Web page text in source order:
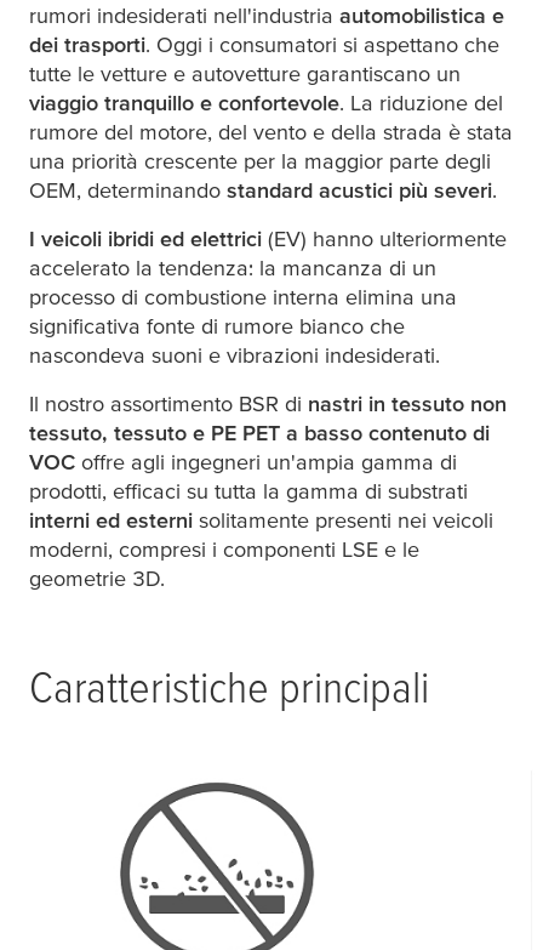
rumori indesiderati nell'industria automobilistica e
dei trasporti. Oggi i consumatori si aspettano che
tutte le vetture e autovetture garantiscano un
viaggio tranquillo e confortevole. La riduzione del
rumore del motore, del vento e della strada è stata
una priorità crescente per la maggior parte degli
OEM, determinando standard acustici più severi.
I veicoli ibridi ed elettrici (EV) hanno ulteriormente
accelerato la tendenza: la mancanza di un
processo di combustione interna elimina una
significativa fonte di rumore bianco che
nascondeva suoni e vibrazioni indesiderati.
Il nostro assortimento BSR di nastri in tessuto non
tessuto, tessuto e PE PET a basso contenuto di
VOC offre agli ingegneri un'ampia gamma di
prodotti, efficaci su tutta la gamma di substrati
interni ed esterni solitamente presenti nei veicoli
moderni, compresi i componenti LSE e le
geometrie 3D.
Caratteristiche principali